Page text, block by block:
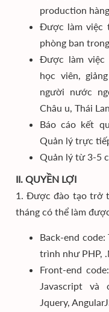
production
Được làm việc
phòng ban
Được làm việc
học viên,
người nước
Châu u, Thái
Báo cáo kết
Quản lý trực
Quản lý từ 3-5
II. QUYỀN LỢI
1. Được đào tạo trở
tháng có thể làm
Back-end
trình như PHP,
Front-end
Javascript và
Jquery,